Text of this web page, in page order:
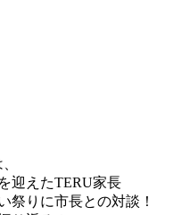
迎えたTERU家長
祭りに市長との対談！